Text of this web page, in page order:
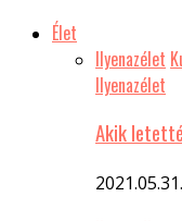
Élet
Ilyenazélet
Ilyenazélet
Akik
2021.05.31.